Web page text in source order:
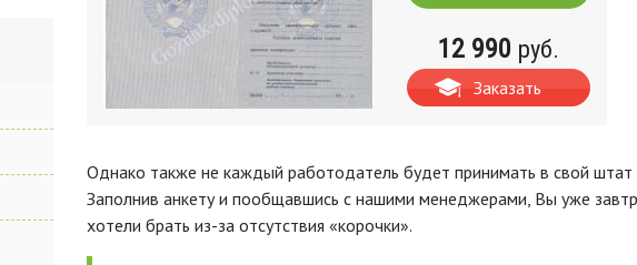
12 990 руб.
Заказать
Однако также не каждый работодатель будет принимать в свой штат
Заполнив анкету и пообщавшись с нашими менеджерами, Вы уже
хотели брать из-за отсутствия «корочки».